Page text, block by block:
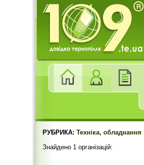
РУБРИКА: Техніка, обладнання
Знайдено 1 організацій: